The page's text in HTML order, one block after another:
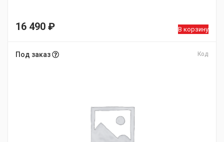
16 490 ₽ В корзину
Под заказ Код